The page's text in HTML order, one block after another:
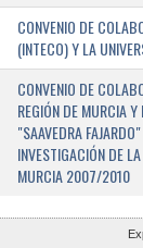
CONVENIO DE
(INTECO) Y LA
CONVENIO DE
REGIÓN DE MURCIA
"SAAVEDRA
INVESTIGACIÓN DE
MURCIA 2007/2010